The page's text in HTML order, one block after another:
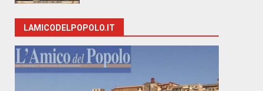
LAMICODELPOPOLO.IT